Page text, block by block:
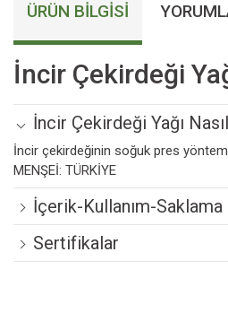
ÜRÜN BILGISI
İncir Çekirdeği
İncir Çekirdeği Yağı
İncir çekirdeğinin soğuk pres
MENŞEİ: TÜRKİYE
İçerik-Kullanım-Saklama
Sertifikalar